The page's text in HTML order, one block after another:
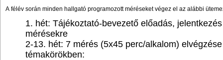
A félév során minden hallgató programozott méréseket végez el az alábbi
1. hét: Tájékoztató-bevezető előadás,
mérésekre
2-13. hét: 7 mérés (5x45 perc/alkalom)
témakörökben: